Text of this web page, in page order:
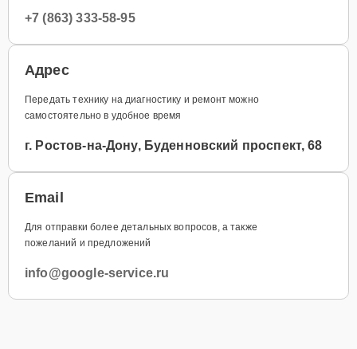
+7 (863) 333-58-95
Адрес
Передать технику на диагностику и ремонт можно
самостоятельно в удобное время
г. Ростов-на-Дону, Буденновский проспект, 68
Email
Для отправки более детальных вопросов, а также
пожеланий и предложений
info@google-service.ru